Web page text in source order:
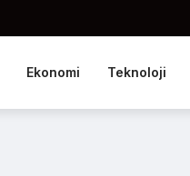
Ekonomi Teknoloji